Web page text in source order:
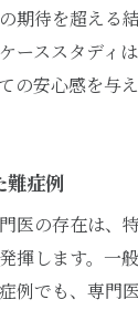
期待を超える
ーススタディ
の安心感を与
難症例
医の存在は、
揮します。一
例でも、専門